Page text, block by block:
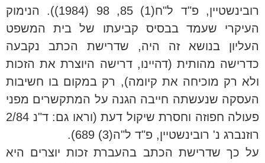
רובינשטיין, פ"ד ל"ח(1) 85, 98 (1984)). הנימוק
העיקרי שעמד בבסיס קביעתו של בית המשפט
העליון בנושא זה היה, שדרישת הכתב נקבעה
כדרישה מהותית (דהיינו, דרישה היוצרת את הזכות
ולא רק מוכיחה את קיומה), רק במקום בו חשיבות
העסקה שנעשתה חייבה הגנה על המתקשרים מפני
פעולה חפוזה וחסרת שיקול דעת (וראו גם: ד"נ 2/84
רוזנברג נ' רובינשטיין, פ"ד ל"ה(3) 689).
על כך שדרישת הכתב בהעברת זכות יוצרים היא